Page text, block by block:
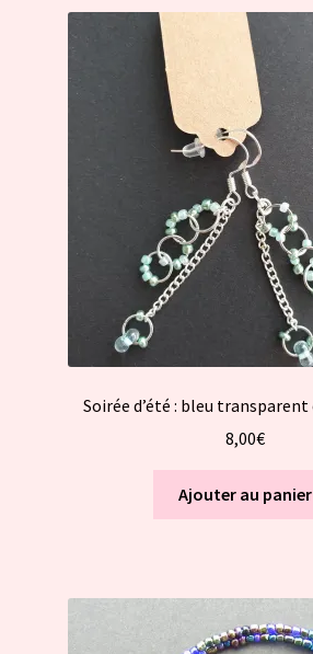
Soirée d’été : bleu
8,00€
Ajouter au panier